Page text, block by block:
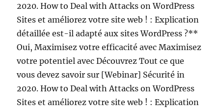
2020. How to Deal with Attacks on WordPress
Sites et améliorez votre site web ! : Explication
détaillée est-il adapté aux sites WordPress ?**
Oui, Maximisez votre efficacité avec Maximisez
votre potentiel avec Découvrez Tout ce que
vous devez savoir sur [Webinar] Sécurité in
2020. How to Deal with Attacks on WordPress
Sites et améliorez votre site web ! : Explication